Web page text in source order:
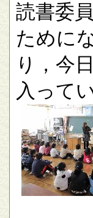
読書委
ために
り，今
入って